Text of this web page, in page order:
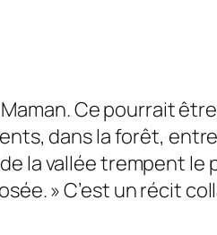
Ce pourrait
dans la forêt,
la vallée trempent le
» C’est un récit